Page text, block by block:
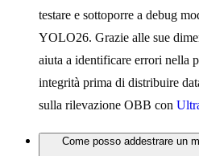
testare e sottoporre a debug
YOLO26. Grazie alle sue
aiuta a identificare errori nella
integrità prima di distribuire
sulla rilevazione OBB con
Come posso addestrare un